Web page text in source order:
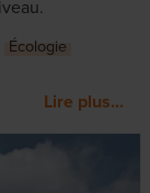
Écologie
Lire plus...